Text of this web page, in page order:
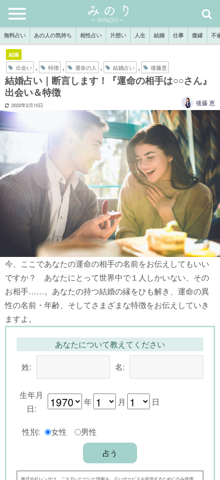
無料占い あの人の気持ち 相性占い 片想い 人生 結婚 仕事 復縁 不
結婚
出会い , 特徴 , 運命の人 , 結婚占い , 後藤恵
結婚占い｜断言します！『運命の相手は○○さん』
出会い＆特徴
2022年2月10日 後藤 恵
今、ここであなたの運命の相手の名前をお伝えしてもいい
ですか？ あなたにとって世界中で１人しかいない、その
お相手……。あなたの持つ結婚の縁をひも解き、運命の異
性の名前・年齢、そしてさまざまな特徴をお伝えしていき
ますよ。
あなたについて教えてください
姓:
名:
生年月
日:
年 月 日
性別: 女性 男性
株式会社レンサは、ご入力いただいた情報を、占いサービスを提供するためにのみ使用